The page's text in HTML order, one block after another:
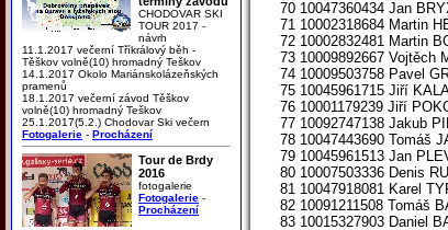
CHODOVAR SKI
TOUR 2017 -
návrh
11.1.2017 večerní Tříkrálový běh -
Těškov volně(10) hromadný Teškov
14.1.2017 Okolo Mariánskolázeňských
pramenů
18.1.2017 večerní závod Těškov
volně(10) hromadný Teškov
25.1.2017(5.2.) Chodovar Ski večern
Fotogalerie - Procházení
Tour de Brdy
2016
fotogalerie
Fotogalerie -
Procházení
70 10047360434 Jan
71 10002318684 Martin
72 10002832481 Martin
73 10009892667 Vojtěch
74 10009503758 Pavel
75 10045961715 Jiří
76 10001179239 Jiří
77 10092747138 Jakub
78 10047443690 Tomáš
79 10045961513 Jan
80 10007503336 Denis
81 10047918081 Karel
82 10091211508 Tomáš
83 10015327903 Daniel